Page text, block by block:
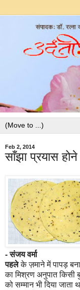
Feb 2, 2014
साँझा प्रयास
-संजय वर्मा
पहलेके ज़माने में पापड़
का मिश्रण अनुपात किसी
को सम्मान भी दिया